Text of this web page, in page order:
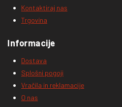
Kontaktiraj nas
Trgovina
Informacije
Dostava
Splošni pogoji
Vračila in reklamacije
O nas